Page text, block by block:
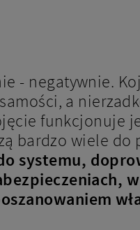
- negatywnie.
a
funkcjonuje
bardzo wiele do
systemu,